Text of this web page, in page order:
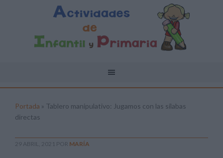
Portada » Tablero manipulativo: Jugamos con las sílabas
directas
29 ABRIL, 2021 POR MARÍA